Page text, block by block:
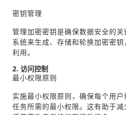
密钥管理
管理加密密钥是确保数据安全的
系统来生成、存储和轮换加密密
利用。
2. 访问控制
最小权限原则
实施最小权限原则，确保每个用
任务所需的最小权限。这有助于